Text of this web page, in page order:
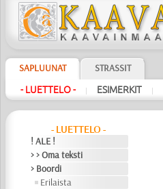
SAPLUUNAT STRASSIT
- LUETTELO - | ESIMERKIT |
- LUETTELO -
! ALE !
> > Oma teksti
> Boordi
Erilaista